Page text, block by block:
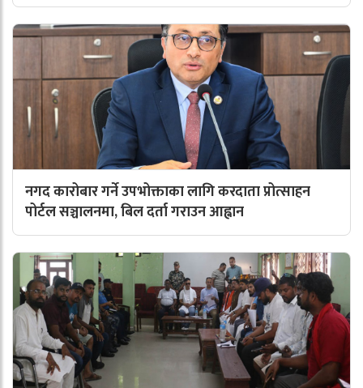
नगद कारोबार गर्ने उपभोक्ताका लागि करदाता प्रोत्साहन
पोर्टल सञ्चालनमा, बिल दर्ता गराउन आह्वान